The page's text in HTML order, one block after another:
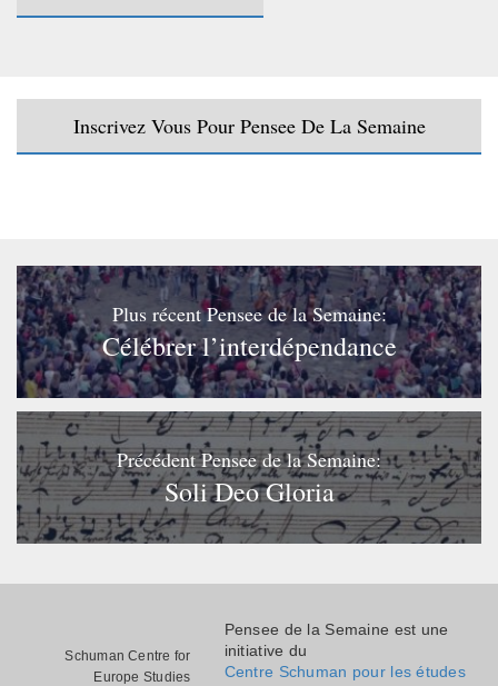
Inscrivez Vous Pour Pensee De La Semaine
Plus récent Pensee de la Semaine:
Célébrer l’interdépendance
Précédent Pensee de la Semaine:
Soli Deo Gloria
Schuman Centre for
Europe Studies
Pensee de la Semaine est une
initiative du
Centre Schuman pour les études